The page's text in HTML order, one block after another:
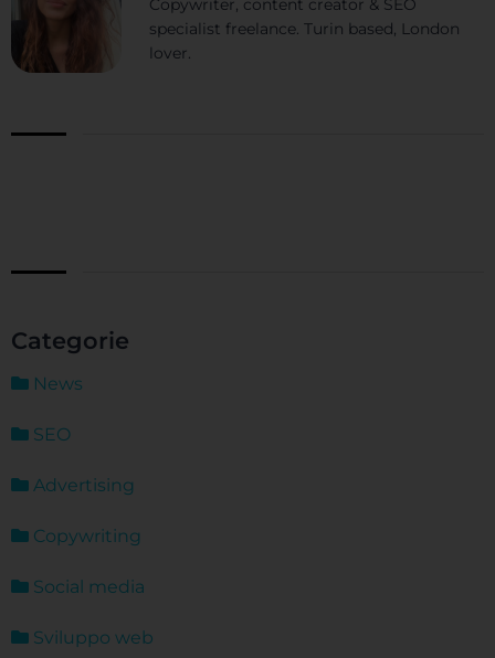
Copywriter, content creator & SEO
specialist freelance. Turin based, London
lover.
Categorie
News
SEO
Advertising
Copywriting
Social media
Sviluppo web